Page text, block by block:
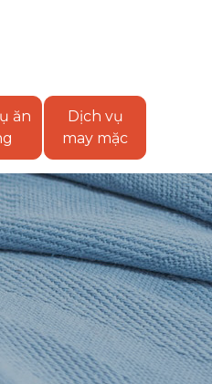
ăn
Dịch vụ
may mặc